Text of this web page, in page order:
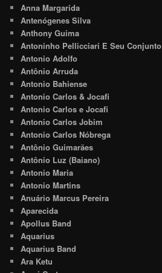
Anna Margarida
Antenógenes Silva
Anthony Guima
Antoninho Pellicciari E Seu Conjunto
Antonio Adolfo
Antônio Arruda
Antonio Bahiense
Antonio Carlos & Jocafi
Antonio Carlos e Jocafi
Antonio Carlos Jobim
Antonio Carlos Nóbrega
Antônio Guimarães
Antônio Luz (Baiano)
Antonio Maria
Antonio Martins
Anuário Marcus Pereira
Aparecida
Apollus Band
Aquarius
Aquarius Band
Ara Ketu